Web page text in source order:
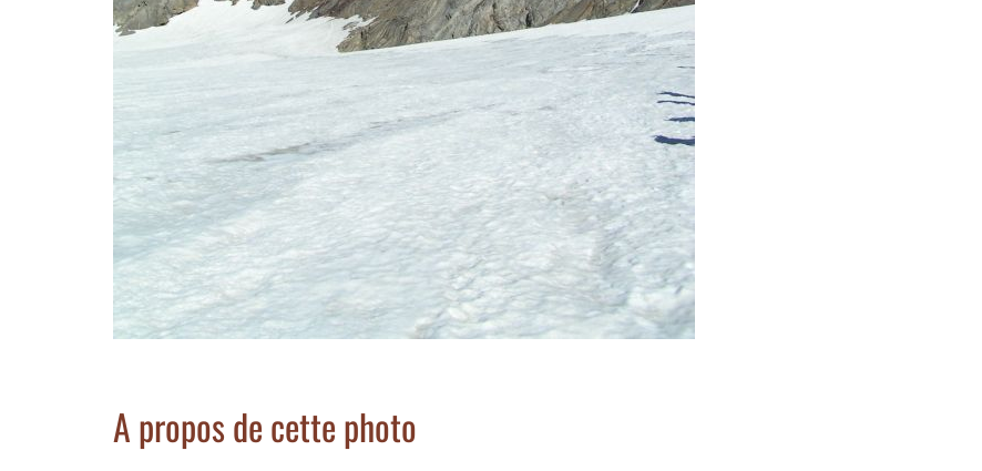
A propos de cette photo